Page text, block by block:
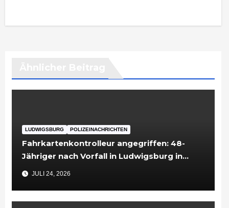
LUDWIGSBURG POLIZEINACHRICHTEN
Fahrkartenkontrolleur angegriffen: 48-
Jähriger nach Vorfall in Ludwigsburg in
Untersuchungshaft
JULI 24, 2026